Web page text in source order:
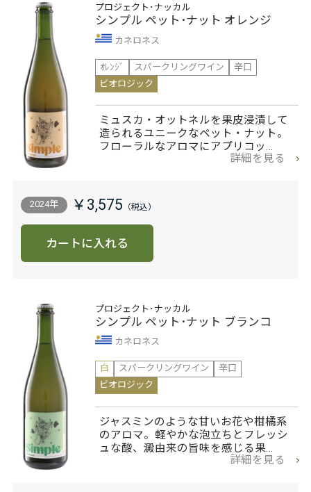
プロジェクト･ナッカル
シンプル ペット･ナット オレンジ
カネロネス
ｵﾚﾝｼﾞ
スパークリングワイン
辛口
ビオロジック
ミュスカ・オットネルを果皮浸漬して
造られるユニークなペット・ナット。
フローラルなアロマにアプリコッ…
詳細を見る
2024年 ￥3,575
カートに入れる
プロジェクト･ナッカル
シンプル ペット･ナット ブランコ
カネロネス
白
スパークリングワイン
辛口
ビオロジック
ジャスミンのような甘いお花や柑橘系
のアロマ。軽やかな泡立ちとフレッシ
ュな酸、澱由来の旨味を感じる果…
詳細を見る